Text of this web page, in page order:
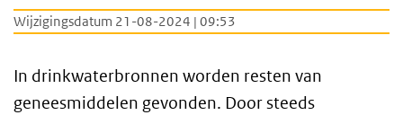
Wijzigingsdatum 21-08-2024 | 09:53
In drinkwaterbronnen worden resten van
geneesmiddelen gevonden. Door steeds